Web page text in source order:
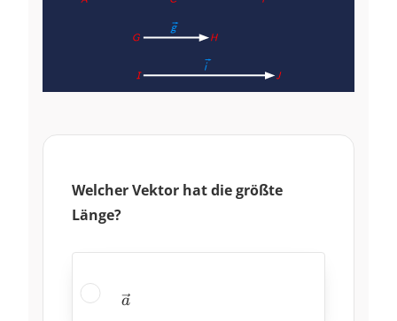
Welcher Vektor hat die größte
Länge?
\vec{a}
a